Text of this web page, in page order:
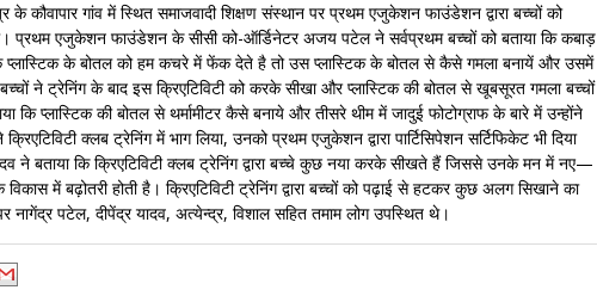
के कौवापार गांव में स्थित समाजवादी शिक्षण संस्थान पर प्रथम एजुकेशन फाउंडेशन द्वारा बच्चों को
प्रथम एजुकेशन फाउंडेशन के सीसी को-ऑर्डिनेटर अजय पटेल ने सर्वप्रथम बच्चों को बताया कि कबाड़
प्लास्टिक के बोतल को हम कचरे में फेंक देते है तो उस प्लास्टिक के बोतल से कैसे गमला बनायें और उसमें
ने ट्रेनिंग के बाद इस क्रिएटिविटी को करके सीखा और प्लास्टिक की बोतल से खूबसूरत गमला बच्चों
कि प्लास्टिक की बोतल से थर्मामीटर कैसे बनाये और तीसरे थीम में जादुई फोटोग्राफ के बारे में उन्होंने
क्लब ट्रेनिंग में भाग लिया, उनको प्रथम एजुकेशन द्वारा पार्टिसिपेशन सर्टिफिकेट भी दिया
ने बताया कि क्रिएटिविटी क्लब ट्रेनिंग द्वारा बच्चे कुछ नया करके सीखते हैं जिससे उनके मन में नए—
में बढ़ोतरी होती है। क्रिएटिविटी ट्रेनिंग द्वारा बच्चों को पढ़ाई से हटकर कुछ अलग सिखाने का
नागेंद्र पटेल, दीपेंद्र यादव, अत्येन्द्र, विशाल सहित तमाम लोग उपस्थित थे।